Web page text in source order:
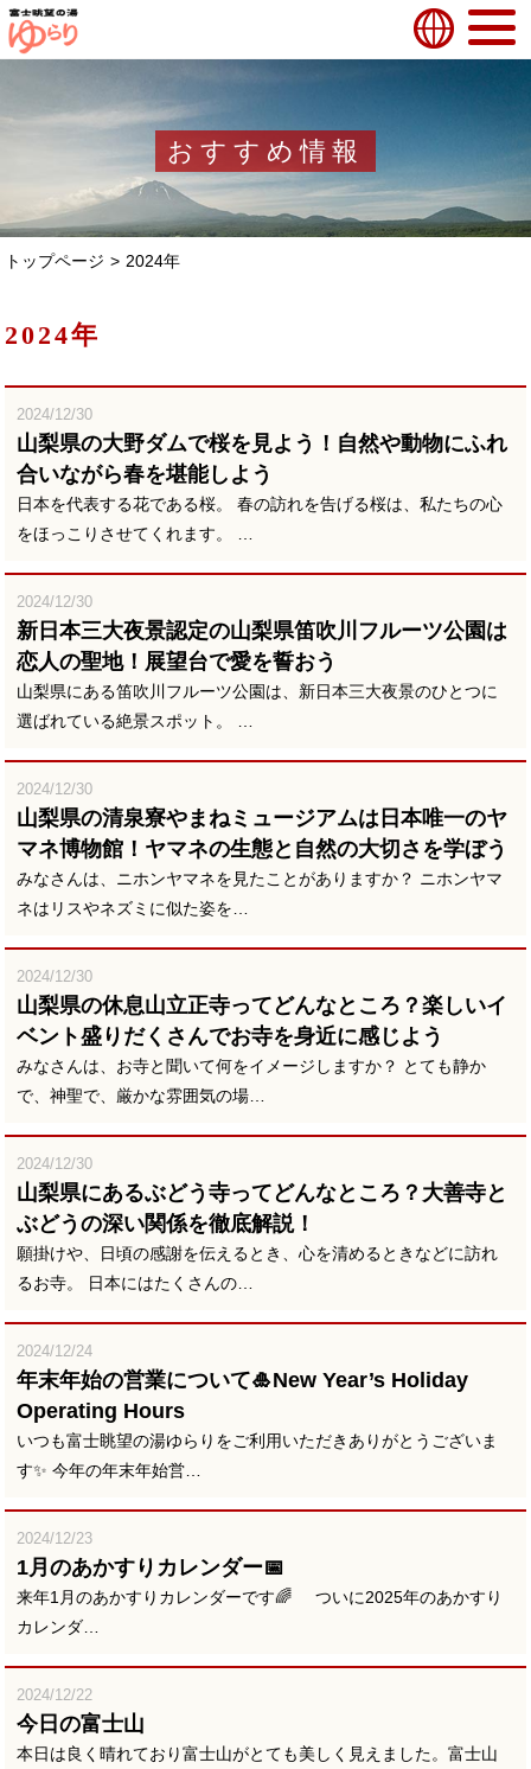
おすすめ情報
トップページ 2024年
2024年
2024/12/30
山梨県の大野ダムで桜を見よう！自然や動物にふれ
合いながら春を堪能しよう
日本を代表する花である桜。 春の訪れを告げる桜は、私たちの心
をほっこりさせてくれます。 …
2024/12/30
新日本三大夜景認定の山梨県笛吹川フルーツ公園は
恋人の聖地！展望台で愛を誓おう
山梨県にある笛吹川フルーツ公園は、新日本三大夜景のひとつに
選ばれている絶景スポット。 …
2024/12/30
山梨県の清泉寮やまねミュージアムは日本唯一のヤ
マネ博物館！ヤマネの生態と自然の大切さを学ぼう
みなさんは、ニホンヤマネを見たことがありますか？ ニホンヤマ
ネはリスやネズミに似た姿を…
2024/12/30
山梨県の休息山立正寺ってどんなところ？楽しいイ
ベント盛りだくさんでお寺を身近に感じよう
みなさんは、お寺と聞いて何をイメージしますか？ とても静か
で、神聖で、厳かな雰囲気の場…
2024/12/30
山梨県にあるぶどう寺ってどんなところ？大善寺と
ぶどうの深い関係を徹底解説！
願掛けや、日頃の感謝を伝えるとき、心を清めるときなどに訪れ
るお寺。 日本にはたくさんの…
2024/12/24
年末年始の営業について🎍New Year’s Holiday
Operating Hours
いつも富士眺望の湯ゆらりをご利用いただきありがとうございま
す✨ 今年の年末年始営…
2024/12/23
1月のあかすりカレンダー📅
来年1月のあかすりカレンダーです🌈 ついに2025年のあかすり
カレンダ…
2024/12/22
今日の富士山
本日は良く晴れており富士山がとても美しく見えました。富士山